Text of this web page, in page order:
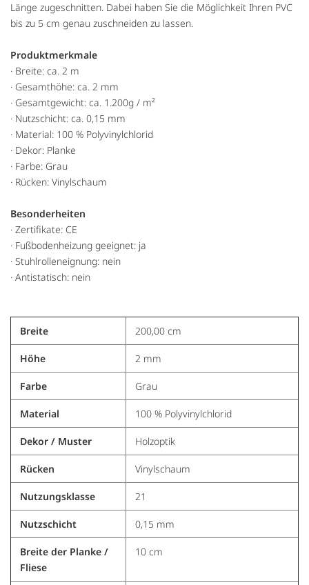
Länge zugeschnitten. Dabei haben Sie die Möglichkeit Ihren PVC
bis zu 5 cm genau zuschneiden zu lassen.
Produktmerkmale
· Breite: ca. 2 m
· Gesamthöhe: ca. 2 mm
· Gesamtgewicht: ca. 1.200g / m²
· Nutzschicht: ca. 0,15 mm
· Material: 100 % Polyvinylchlorid
· Dekor: Planke
· Farbe: Grau
· Rücken: Vinylschaum
Besonderheiten
· Zertifikate: CE
· Fußbodenheizung geeignet: ja
· Stuhlrolleneignung: nein
· Antistatisch: nein
Breite 200,00 cm
Höhe 2 mm
Farbe Grau
Material 100 % Polyvinylchlorid
Dekor / Muster Holzoptik
Rücken Vinylschaum
Nutzungsklasse 21
Nutzschicht 0,15 mm
Breite der Planke /
Fliese
10 cm